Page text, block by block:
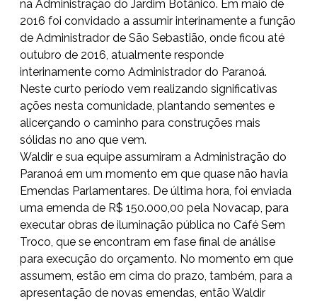
na Administração do Jardim Botânico. Em maio de
2016 foi convidado a assumir interinamente a função
de Administrador de São Sebastião, onde ficou até
outubro de 2016, atualmente responde
interinamente como Administrador do Paranoá.
Neste curto período vem realizando significativas
ações nesta comunidade, plantando sementes e
alicerçando o caminho para construções mais
sólidas no ano que vem.
Waldir e sua equipe assumiram a Administração do
Paranoá em um momento em que quase não havia
Emendas Parlamentares. De última hora, foi enviada
uma emenda de R$ 150.000,00 pela Novacap, para
executar obras de iluminação pública no Café Sem
Troco, que se encontram em fase final de análise
para execução do orçamento. No momento em que
assumem, estão em cima do prazo, também, para a
apresentação de novas emendas, então Waldir